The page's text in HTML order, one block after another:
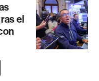
el